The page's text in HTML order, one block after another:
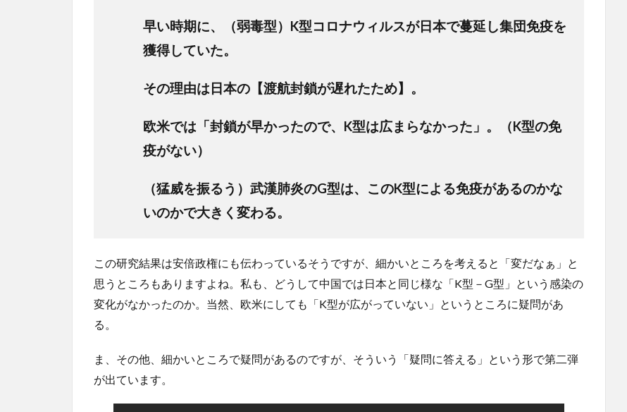
早い時期に、（弱毒型）K型コロナウィルスが日本で蔓延し集団免疫を
獲得していた。
その理由は日本の【渡航封鎖が遅れたため】。
欧米では「封鎖が早かったので、K型は広まらなかった」。（K型の免
疫がない）
（猛威を振るう）武漢肺炎のG型は、このK型による免疫があるのかな
いのかで大きく変わる。
この研究結果は安倍政権にも伝わっているそうですが、細かいところを考えると「変だなぁ」と
思うところもありますよね。私も、どうして中国では日本と同じ様な「K型－G型」という感染の
変化がなかったのか。当然、欧米にしても「K型が広がっていない」というところに疑問があ
る。
ま、その他、細かいところで疑問があるのですが、そういう「疑問に答える」という形で第二弾
が出ています。